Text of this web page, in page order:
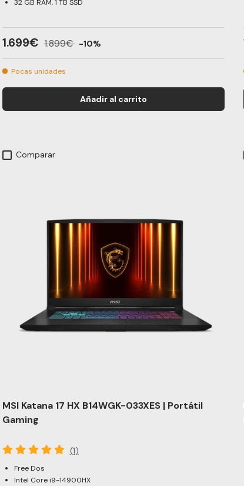
32 GB RAM, 1 TB SSD
1.699€ 1.899€ -10%
Pocas unidades
Añadir al carrito
Comparar
MSI Katana 17 HX B14WGK-033XES | Portátil
Gaming
(1)
Free Dos
Intel Core i9-14900HX